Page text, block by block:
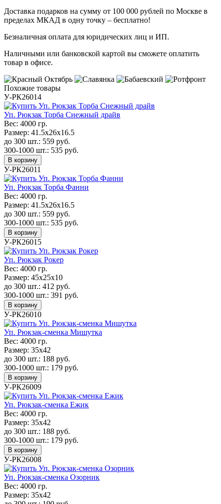
Доставка подарков на сумму от 100 000 рублей по Москве в
пределах МКАД в одну точку – бесплатно!
Безналичная оплата для юридических лиц и ИП.
Наличными или банковской картой вы сможете оплатить
товар в офисе.
Похожие товары
У-РК26014
Уп. Рюкзак Торба Снежный драйв
Вес: 4000 гр.
Размер: 41.5х26х16.5
до 300 шт.: 559 руб.
300-1000 шт.: 535 руб.
В корзину
У-РК26011
Уп. Рюкзак Торба Фанни
Вес: 4000 гр.
Размер: 41.5х26х16.5
до 300 шт.: 559 руб.
300-1000 шт.: 535 руб.
В корзину
У-РК26015
Уп. Рюкзак Рокер
Вес: 4000 гр.
Размер: 45х25х10
до 300 шт.: 412 руб.
300-1000 шт.: 391 руб.
В корзину
У-РК26010
Уп. Рюкзак-сменка Мишутка
Вес: 4000 гр.
Размер: 35х42
до 300 шт.: 188 руб.
300-1000 шт.: 179 руб.
В корзину
У-РК26009
Уп. Рюкзак-сменка Ежик
Вес: 4000 гр.
Размер: 35х42
до 300 шт.: 188 руб.
300-1000 шт.: 179 руб.
В корзину
У-РК26008
Уп. Рюкзак-сменка Озорник
Вес: 4000 гр.
Размер: 35х42